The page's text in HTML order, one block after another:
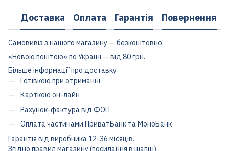
Доставка Оплата Гарантія Повернення
Самовивіз з нашого магазину — безкоштовно.
«Новою поштою» по Україні — від 80 грн.
Більше інформації про доставку
Готівкою при отриманні
Карткою он-лайн
Рахунок-фактура від ФОП
Оплата частинами ПриватБанк та МоноБанк
Гарантія від виробника 12-36 місяців.
Згідно правил магазину (посилання в шапці)